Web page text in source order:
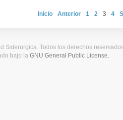
Inicio Anterior 1 2 3 4
Siderurgica. Todos los derechos
bajo la GNU General Public License.